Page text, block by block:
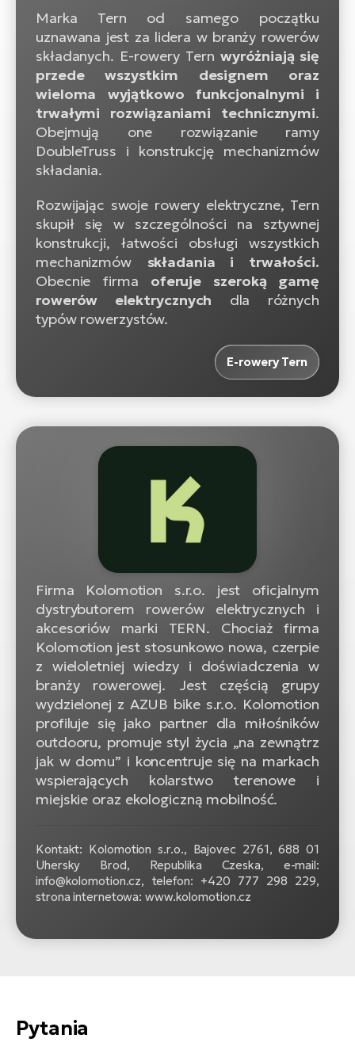
Marka Tern od samego początku
uznawana jest za lidera w branży rowerów
składanych. E-rowery Tern wyróżniają się
przede wszystkim designem oraz
wieloma wyjątkowo funkcjonalnymi i
trwałymi rozwiązaniami technicznymi.
Obejmują one rozwiązanie ramy
DoubleTruss i konstrukcję mechanizmów
składania.
Rozwijając swoje rowery elektryczne, Tern
skupił się w szczególności na sztywnej
konstrukcji, łatwości obsługi wszystkich
mechanizmów składania i trwałości.
Obecnie firma oferuje szeroką gamę
rowerów elektrycznych dla różnych
typów rowerzystów.
E-rowery Tern
Firma Kolomotion s.r.o. jest oficjalnym
dystrybutorem rowerów elektrycznych i
akcesoriów marki TERN. Chociaż firma
Kolomotion jest stosunkowo nowa, czerpie
z wieloletniej wiedzy i doświadczenia w
branży rowerowej. Jest częścią grupy
wydzielonej z AZUB bike s.r.o. Kolomotion
profiluje się jako partner dla miłośników
outdooru, promuje styl życia „na zewnątrz
jak w domu” i koncentruje się na markach
wspierających kolarstwo terenowe i
miejskie oraz ekologiczną mobilność.
Kontakt: Kolomotion s.r.o., Bajovec 2761, 688 01
Uhersky Brod, Republika Czeska, e-mail:
info@kolomotion.cz, telefon: +420 777 298 229,
strona internetowa: www.kolomotion.cz
Pytania